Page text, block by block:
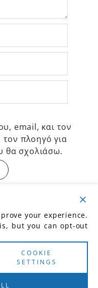
email, και τον
πλοηγό για
θα σχολιάσω.
your experience.
but you can opt-out
COOKIE
SETTINGS